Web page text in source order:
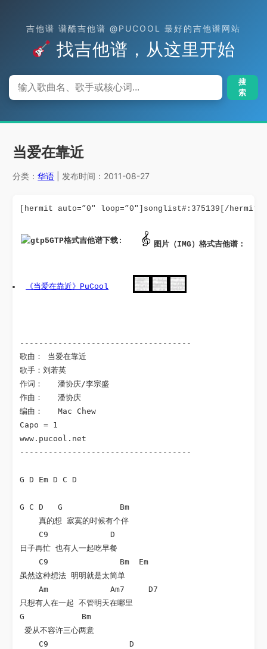
吉他谱 谱酷吉他谱 @PUCOOL 最好的吉他谱网站
找吉他谱，从这里开始
搜
索
当爱在靠近
分类：华语 | 发布时间：2011-08-27
[hermit auto=”0″ loop=”0″]songlist#:375139[/hermit]
GTP格式吉他谱下载: 图片（IMG）格式吉他谱：
《当爱在靠近》PuCool
------------------------------------
歌曲： 当爱在靠近
歌手：刘若英
作词：	潘协庆/李宗盛
作曲：	潘协庆
编曲：	Mac Chew
Capo = 1
www.pucool.net
------------------------------------
G D Em D C D
G C D   G            Bm
    真的想 寂寞的时候有个伴
    C9             D
日子再忙 也有人一起吃早餐
    C9               Bm  Em
虽然这种想法 明明就是太简单
    Am             Am7     D7
只想有人在一起 不管明天在哪里
G            Bm
爱从不容许三心两意
    C9                 D